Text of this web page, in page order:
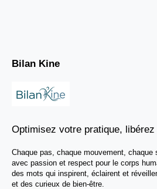
Bilan Kine
Optimisez votre pratique,
Chaque pas, chaque mouvement,
avec passion et respect pour le corps
des mots qui inspirent, éclairent et
et des curieux de bien-être.